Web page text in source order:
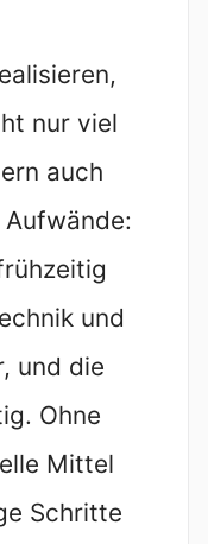
nur viel
auch
und
und die
Ohne
Mittel
Schritte